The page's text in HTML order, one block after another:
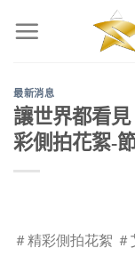
最新消息
讓世界都看
彩側拍花絮-
＃精彩側拍花絮